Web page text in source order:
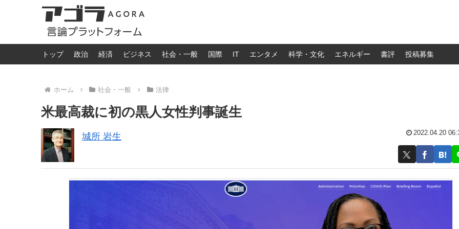
トップ 政治 経済 ビジネス 社会・一般 国際 IT エンタメ 科学・文化 エネルギー 書評 投稿募集
ホーム 社会・一般 法律
米最高裁に初の黒人女性判事誕生
城所 岩生 2022.04.20